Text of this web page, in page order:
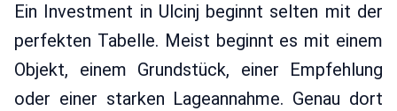
Ein Investment in Ulcinj beginnt selten mit der
perfekten Tabelle. Meist beginnt es mit einem
Objekt, einem Grundstück, einer Empfehlung
oder einer starken Lageannahme. Genau dort